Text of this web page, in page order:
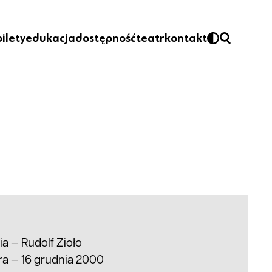
edukacjadostępnośćteatrkontakt
— Rudolf Zioło
— 16 grudnia 2000